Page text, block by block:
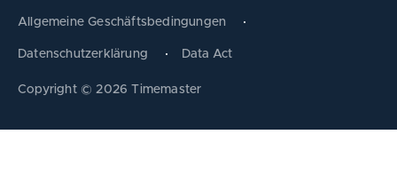
Produkt tauschen
Allgemeine Geschäftsbedingungen
Datenschutzerklärung Data Act
Copyright © 2026 Timemaster